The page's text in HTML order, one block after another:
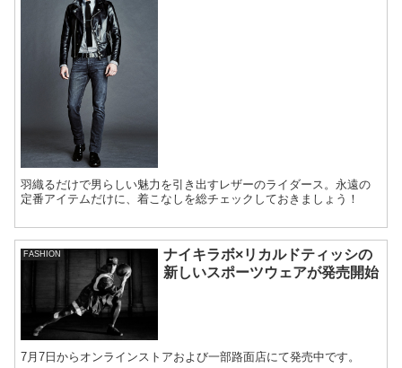
羽織るだけで男らしい魅力を引き出すレザーのライダース。永遠の
定番アイテムだけに、着こなしを総チェックしておきましょう！
FASHION
ナイキラボ×リカルドティッシの
新しいスポーツウェアが発売開始
7月7日からオンラインストアおよび一部路面店にて発売中です。